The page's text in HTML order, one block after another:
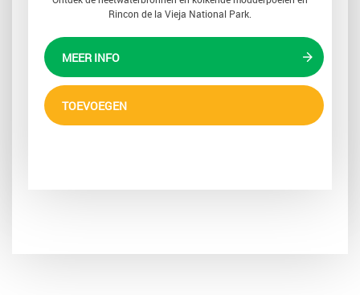
Rincon de la Vieja National Park.
MEER INFO
TOEVOEGEN